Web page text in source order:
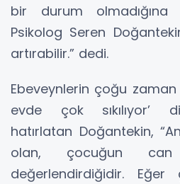
bir durum
Psikolog Seren
artırabilir.” dedi.
Ebeveynlerin çoğu zaman
evde çok sıkılıyor’
hatırlatan Doğantekin,
olan, çocuğun can
değerlendirdiğidir.